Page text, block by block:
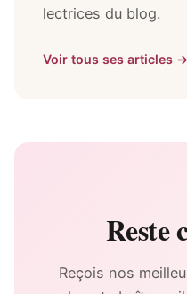
lectrices du blog.
Voir tous ses articles →
Reste
Reçois nos